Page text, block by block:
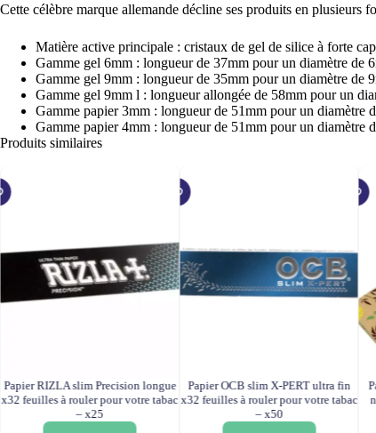
Cette célèbre marque allemande décline ses produits en plusieurs
Matière active principale : cristaux de gel de silice à forte
Gamme gel 6mm : longueur de 37mm pour un diamètre de
Gamme gel 9mm : longueur de 35mm pour un diamètre de
Gamme gel 9mm l : longueur allongée de 58mm pour un
Gamme papier 3mm : longueur de 51mm pour un diamètre
Gamme papier 4mm : longueur de 51mm pour un diamètre
Produits similaires
Papier RIZLA slim Precision longue
x32 feuilles à rouler pour votre tabac
– x25
Papier OCB slim X-PERT ultra fin
x32 feuilles à rouler pour votre tabac
– x50